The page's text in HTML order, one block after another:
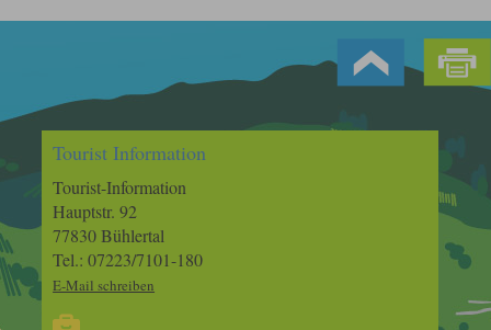
Tourist Information
Tourist-Information
Hauptstr. 92
77830 Bühlertal
Tel.: 07223/7101-180
E-Mail schreiben